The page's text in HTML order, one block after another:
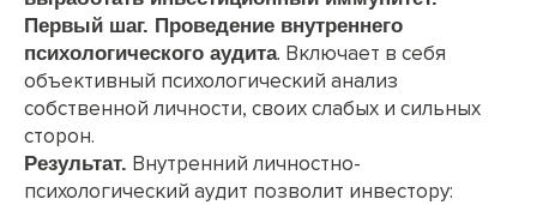
Первый шаг. Проведение внутреннего
психологического аудита. Включает в себя
объективный психологический анализ
собственной личности, своих слабых и сильных
сторон.
Результат. Внутренний личностно-
психологический аудит позволит инвестору: